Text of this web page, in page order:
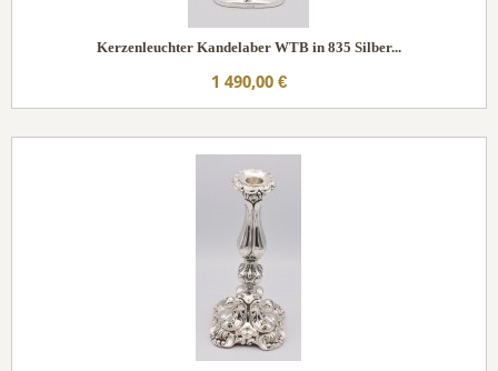
Kerzenleuchter Kandelaber WTB in 835 Silber...
1 490,00 €